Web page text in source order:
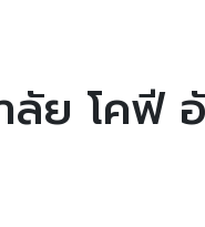
ลัย โคฟี